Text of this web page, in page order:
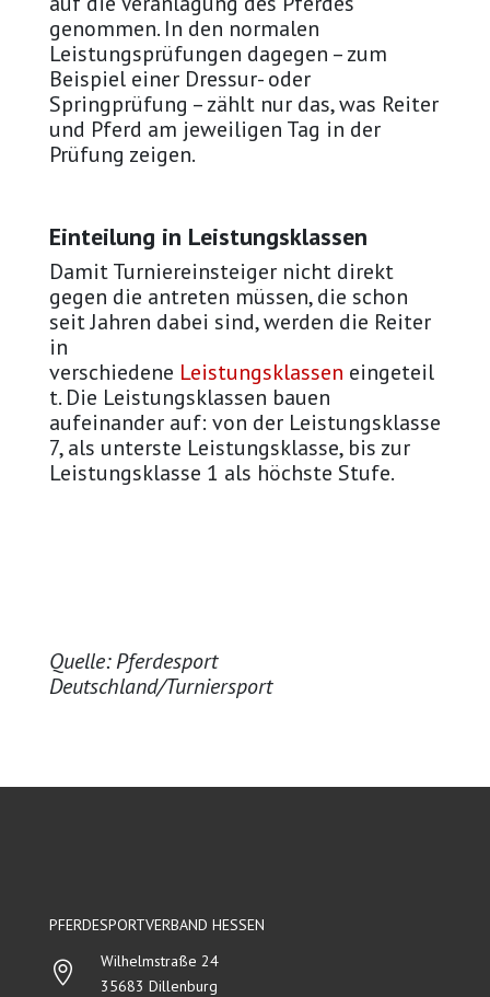
genommen. In den normalen
Leistungsprüfungen dagegen – zum
Beispiel einer Dressur- oder
Springprüfung – zählt nur das, was Reiter
und Pferd am jeweiligen Tag in der
Prüfung zeigen.
Einteilung in Leistungsklassen
Damit Turniereinsteiger nicht direkt
gegen die antreten müssen, die schon
seit Jahren dabei sind, werden die Reiter
in
verschiedene Leistungsklassen eingeteil
t. Die Leistungsklassen bauen
aufeinander auf: von der Leistungsklasse
7, als unterste Leistungsklasse, bis zur
Leistungsklasse 1 als höchste Stufe.
Quelle: Pferdesport
Deutschland/Turniersport
PFERDESPORTVERBAND HESSEN

Wilhelmstraße 24
35683 Dillenburg